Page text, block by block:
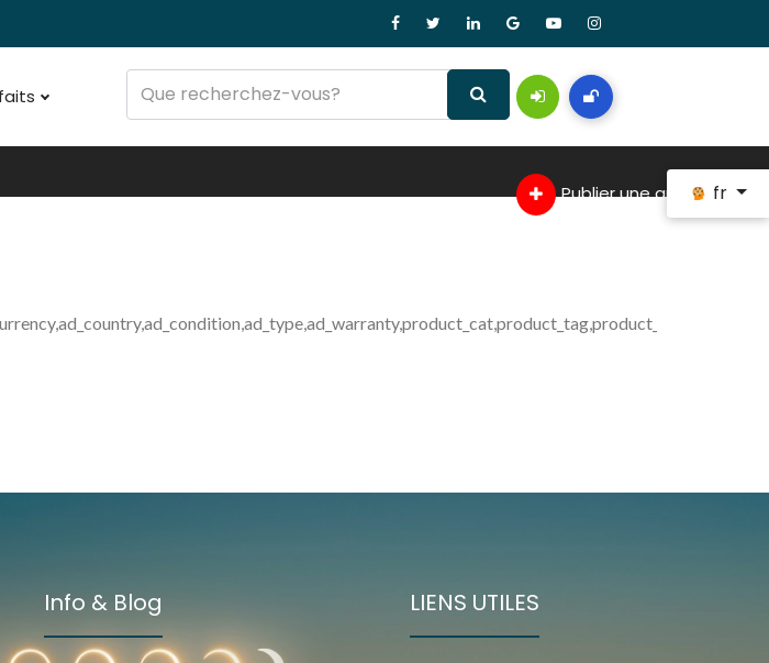
fr
Publier une annonce
Info & Blog LIENS UTILES